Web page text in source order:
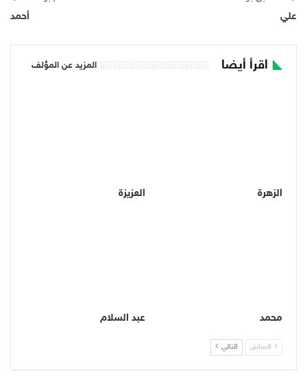
علي أحمد
اقرأ أيضا المزيد عن المؤلف
الزهرة العزيزة
محمد عبد السلام
السابق التالي